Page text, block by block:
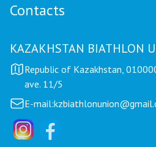
Contacts
KAZAKHSTAN BIATHLON
Republic of Kazakhstan,
ave. 11/5
E-mail: